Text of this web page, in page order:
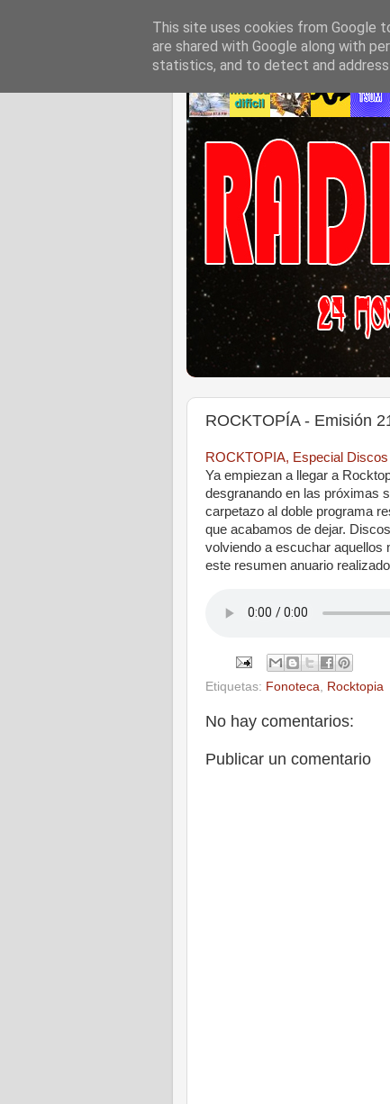
ROCKTOPÍA - Emisión
ROCKTOPIA, Especial
Ya empiezan a llegar a
desgranando en las próximas
carpetazo al doble programa
que acabamos de dejar.
volviendo a escuchar
este resumen anuario
Etiquetas: Fonoteca, Rocktopia
No hay comentarios:
Publicar un comentario
This site uses cookies from Google
are shared with Google along with
statistics, and to detect and address